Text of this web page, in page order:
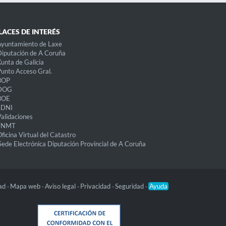
DE INTERÉS
de Laxe
de A Coruña
de Galicia
Acceso Gral.
Virtual del Catastro
Electrónica Diputación Provincial de A Coruña
- Mapa web -Aviso legal - Privacidad -Seguridad - Ayuda